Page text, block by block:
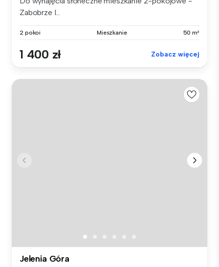
Zabobrze I...
2 pokoi Mieszkanie 50 m²
1 400 zł Zobacz więcej
Jelenia Góra